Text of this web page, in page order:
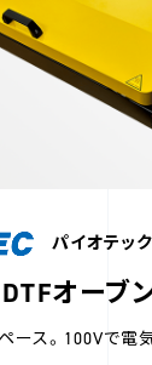
パイオテック
オーブ
ース。100Vで電